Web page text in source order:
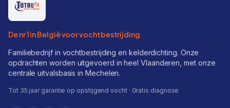
De nr 1 in België voor vochtbestrijding
Familiebedrijf in vochtbestrijding en kelderdichting. Onze
opdrachten worden uitgevoerd in heel Vlaanderen, met onze
centrale uitvalsbasis in Mechelen.
Tot 35 jaar garantie op opstijgend vocht · Gratis diagnose